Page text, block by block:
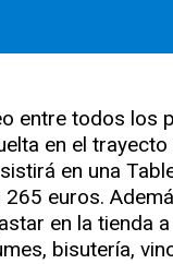
entre todos los
en el
en una
265 euros.
en la tienda
bisutería,